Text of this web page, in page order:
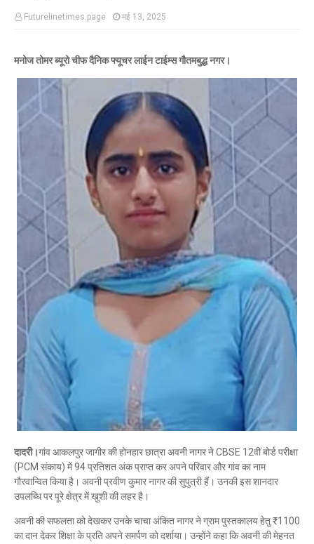
Futurelinetimes.page मई 13, 2025
मनोज तोमर ब्यूरो चीफ दैनिक फ्यूचर लाईन टाईम्स गौतमबुद्ध नगर।
दादरी।गांव आकलपुर जागीर की होनहार छात्रा अवनी नागर ने CBSE 12वीं बोर्ड परीक्षा
(PCM संकाय) में 94 प्रतिशत अंक प्राप्त कर अपने परिवार और गांव का नाम
गौरवान्वित किया है। अवनी प्रवीण कुमार नागर की सुपुत्री हैं। उनकी इस शानदार
उपलब्धि पर पूरे क्षेत्र में खुशी की लहर है।
अवनी की सफलता को देखकर उनके चाचा अंकित नागर ने ग्राम पुस्तकालय हेतु ₹1100
का दान देकर शिक्षा के प्रति अपने समर्पण को दर्शाया। उन्होंने कहा कि अवनी की मेहनत